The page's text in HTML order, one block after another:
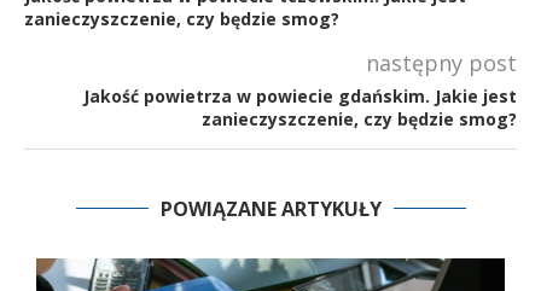
zanieczyszczenie, czy będzie smog?
następny post
Jakość powietrza w powiecie gdańskim. Jakie jest
zanieczyszczenie, czy będzie smog?
POWIĄZANE ARTYKUŁY